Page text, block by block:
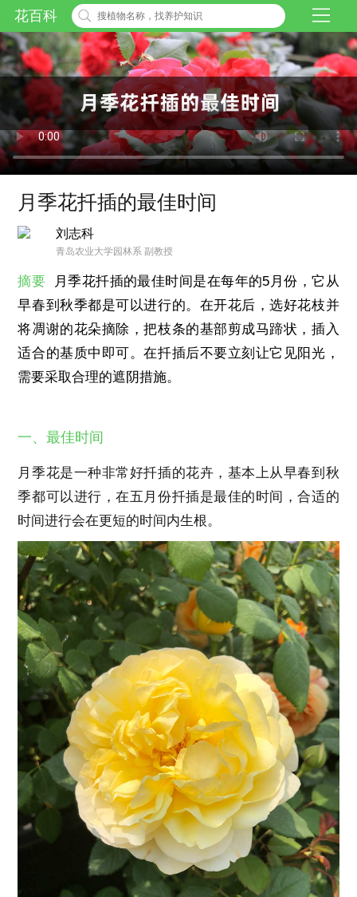
花百科
月季花扦插的最佳时间
刘志科
青岛农业大学园林系 副教授
摘要
月季花扦插的最佳时间是在每年的5月份，它从
早春到秋季都是可以进行的。在开花后，选好花枝并
将凋谢的花朵摘除，把枝条的基部剪成马蹄状，插入
适合的基质中即可。在扦插后不要立刻让它见阳光，
需要采取合理的遮阴措施。
一、最佳时间
月季花是一种非常好扦插的花卉，基本上从早春到秋
季都可以进行，在五月份扦插是最佳的时间，合适的
时间进行会在更短的时间内生根。